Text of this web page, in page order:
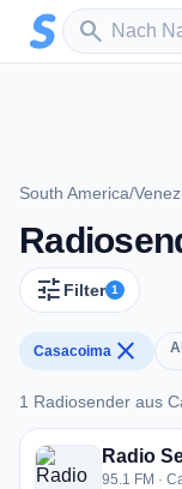
Zum Hauptinhalt
search
Sender suchen
South America/
tune Filter 1
Casacoima close
1 Radiosender aus
1 Radiosender aus
Radio
95.1 FM ·